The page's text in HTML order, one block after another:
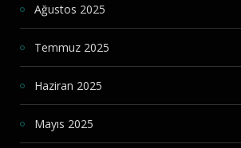
Ağustos 2025
Temmuz 2025
Haziran 2025
Mayıs 2025